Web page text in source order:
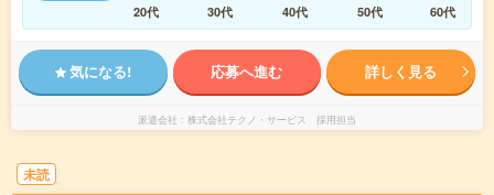
20代
30代 40代 50代 60代
気になる! 応募へ進む 詳しく見る
派遣会社 株式会社テクノ・サービス 採用担当
未読